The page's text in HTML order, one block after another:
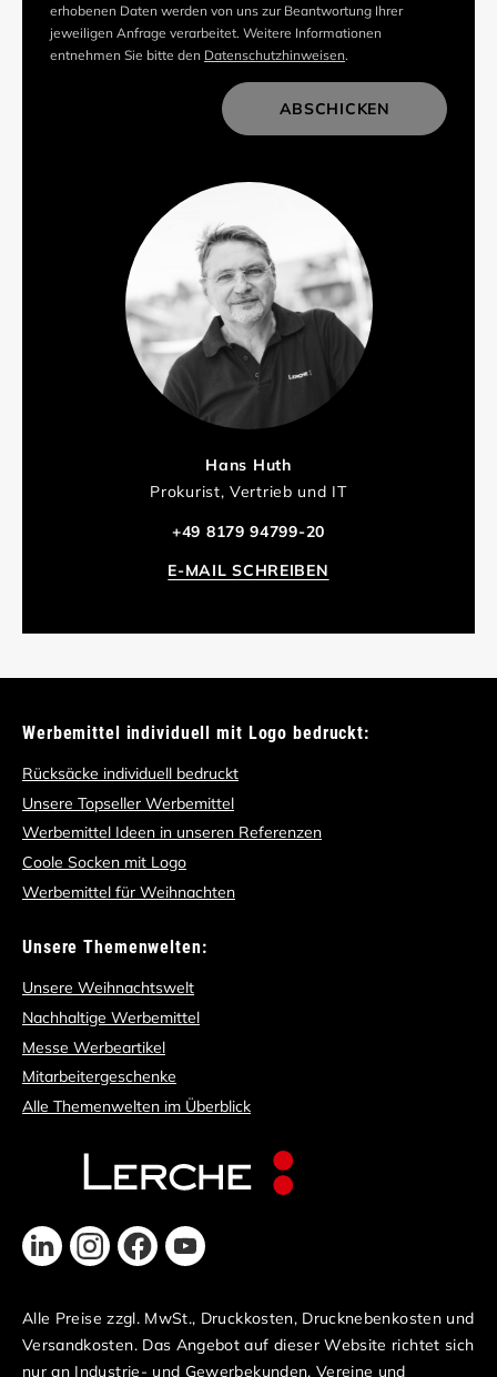
Hans Huth
Prokurist, Vertrieb und IT
+49 8179 94799-20
E-MAIL SCHREIBEN
erhobenen Daten werden von uns zur Beantwortung Ihrer
jeweiligen Anfrage verarbeitet. Weitere Informationen
entnehmen Sie bitte den Datenschutzhinweisen.
ABSCHICKEN
Werbemittel individuell mit Logo bedruckt:
Rücksäcke individuell bedruckt
Unsere Topseller Werbemittel
Werbemittel Ideen in unseren Referenzen
Coole Socken mit Logo
Werbemittel für Weihnachten
Unsere Themenwelten:
Unsere Weihnachtswelt
Nachhaltige Werbemittel
Messe Werbeartikel
Mitarbeitergeschenke
Alle Themenwelten im Überblick
Alle Preise zzgl. MwSt., Druckkosten, Drucknebenkosten und
Versandkosten. Das Angebot auf dieser Website richtet sich
nur an Industrie- und Gewerbekunden, Vereine und